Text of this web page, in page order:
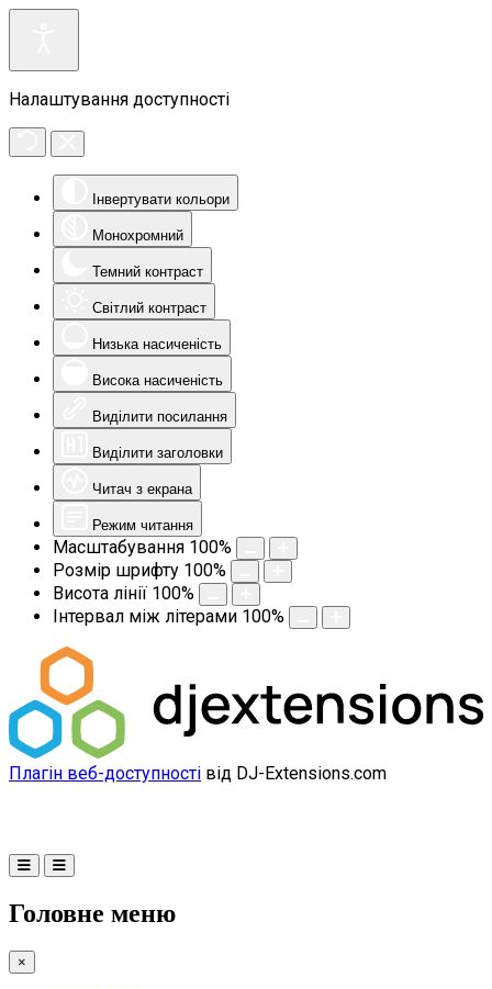
Налаштування доступності
Інвертувати кольори
Монохромний
Темний контраст
Світлий контраст
Низька насиченість
Висока насиченість
Виділити посилання
Виділити заголовки
Читач з екрана
Режим читання
Масштабування 100%
Розмір шрифту 100%
Висота лінії 100%
Інтервал між літерами 100%
Плагін веб-доступності від DJ-Extensions.com
Головне меню
×